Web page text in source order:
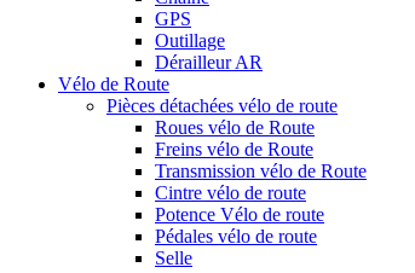
GPS
Outillage
Dérailleur AR
Vélo de Route
Pièces détachées vélo de route
Roues vélo de Route
Freins vélo de Route
Transmission vélo de Route
Cintre vélo de route
Potence Vélo de route
Pédales vélo de route
Selle